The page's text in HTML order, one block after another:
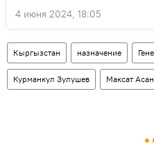
4 июня 2024, 18:05
Кыргызстан назначение
Курманкул Зулушев Максат